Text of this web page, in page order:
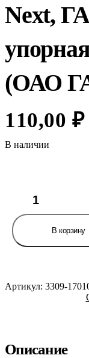
Next,
(ОАО
110,00₽
В наличии
Шайба
ГАЗ-3309,
ГАЗель
Next,
блока
В корзину
Артикул: 3309-
Описание